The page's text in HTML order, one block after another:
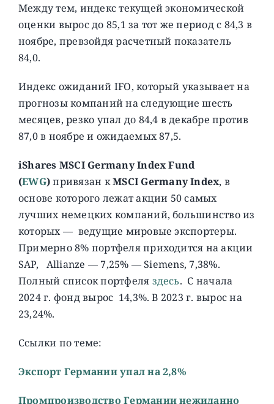
Между тем, индекс текущей экономической
оценки вырос до 85,1 за тот же период с 84,3 в
ноябре, превзойдя расчетный показатель
84,0.
Индекс ожиданий IFO, который указывает на
прогнозы компаний на следующие шесть
месяцев, резко упал до 84,4 в декабре против
87,0 в ноябре и ожидаемых 87,5.
iShares MSCI Germany Index Fund
(EWG)привязан кMSCI Germany Index, в
основе которого лежат акции 50 самых
лучших немецких компаний, большинство из
которых — ведущие мировые экспортеры.
Примерно 8% портфеля приходится на акции
SAP, Allianze — 7,25% — Siemens, 7,38%.
Полный список портфеля здесь. C начала
2024 г. фонд вырос 14,3%. В 2023 г. вырос на
23,24%.
Ссылки по теме:
Экспорт Германии упал на 2,8%
Промпроизводство Германии нежиданно